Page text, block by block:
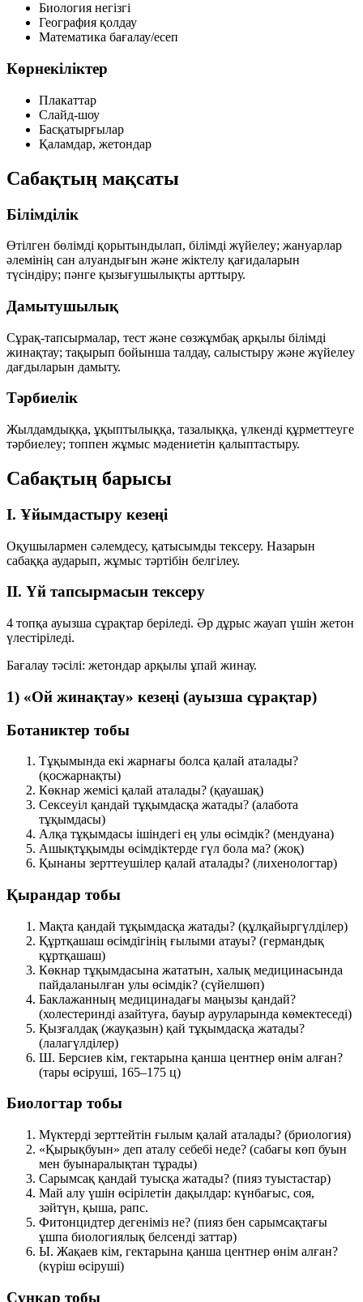
Биология негізгі
География қолдау
Математика бағалау/есеп
Көрнекіліктер
Плакаттар
Слайд-шоу
Басқатырғылар
Қаламдар, жетондар
Сабақтың мақсаты
Білімділік
Өтілген бөлімді қорытындылап, білімді жүйелеу; жануарлар
әлемінің сан алуандығын және жіктелу қағидаларын
түсіндіру; пәнге қызығушылықты арттыру.
Дамытушылық
Сұрақ-тапсырмалар, тест және сөзжұмбақ арқылы білімді
жинақтау; тақырып бойынша талдау, салыстыру және жүйелеу
дағдыларын дамыту.
Тәрбиелік
Жылдамдыққа, ұқыптылыққа, тазалыққа, үлкенді құрметтеуге
тәрбиелеу; топпен жұмыс мәдениетін қалыптастыру.
Сабақтың барысы
I. Ұйымдастыру кезеңі
Оқушылармен сәлемдесу, қатысымды тексеру. Назарын
сабаққа аударып, жұмыс тәртібін белгілеу.
II. Үй тапсырмасын тексеру
4 топқа ауызша сұрақтар беріледі. Әр дұрыс жауап үшін жетон
үлестіріледі.
Бағалау тәсілі: жетондар арқылы ұпай жинау.
1) «Ой жинақтау» кезеңі (ауызша сұрақтар)
Ботаниктер тобы
Тұқымында екі жарнағы болса қалай аталады?
(қосжарнақты)
Көкнар жемісі қалай аталады? (қауашақ)
Сексеуіл қандай тұқымдасқа жатады? (алабота
тұқымдасы)
Алқа тұқымдасы ішіндегі ең улы өсімдік? (мендуана)
Ашықтұқымды өсімдіктерде гүл бола ма? (жоқ)
Қынаны зерттеушілер қалай аталады? (лихенологтар)
Қырандар тобы
Мақта қандай тұқымдасқа жатады? (құлқайыргүлділер)
Құртқашаш өсімдігінің ғылыми атауы? (германдық
құртқашаш)
Көкнар тұқымдасына жататын, халық медицинасында
пайдаланылған улы өсімдік? (сүйелшөп)
Баклажанның медицинадағы маңызы қандай?
(холестеринді азайтуға, бауыр ауруларында көмектеседі)
Қызғалдақ (жауқазын) қай тұқымдасқа жатады?
(лалагүлділер)
Ш. Берсиев кім, гектарына қанша центнер өнім алған?
(тары өсіруші, 165–175 ц)
Биологтар тобы
Мүктерді зерттейтін ғылым қалай аталады? (бриология)
«Қырықбуын» деп аталу себебі неде? (сабағы көп буын
мен буынаралықтан тұрады)
Сарымсақ қандай туысқа жатады? (пияз туыстастар)
Май алу үшін өсірілетін дақылдар: күнбағыс, соя,
зәйтүн, қыша, рапс.
Фитонцидтер дегеніміз не? (пияз бен сарымсақтағы
ұшпа биологиялық белсенді заттар)
Ы. Жақаев кім, гектарына қанша центнер өнім алған?
(күріш өсіруші)
Сұңқар тобы